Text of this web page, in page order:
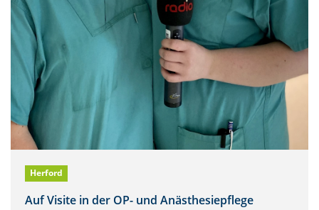
Herford
Auf Visite in der OP- und Anästhesiepflege